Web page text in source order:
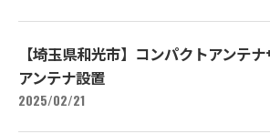
【埼玉県和光市】コンパクトアンテナ
アンテナ設置
2025/02/21